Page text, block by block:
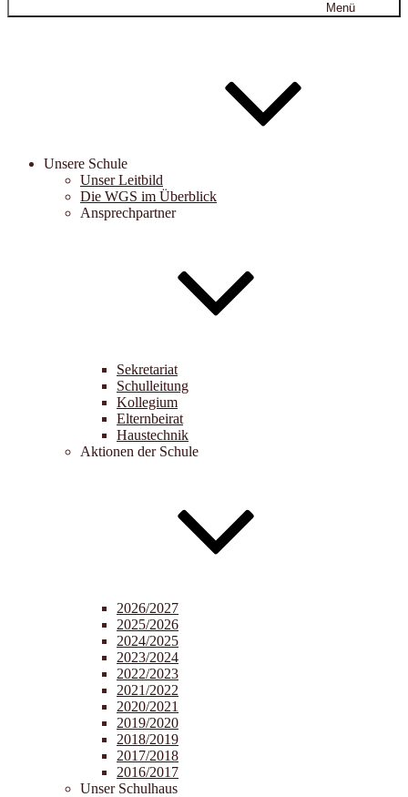
Menü
Unsere Schule
Unser Leitbild
Die WGS im Überblick
Ansprechpartner
Sekretariat
Schulleitung
Kollegium
Elternbeirat
Haustechnik
Aktionen der Schule
2026/2027
2025/2026
2024/2025
2023/2024
2022/2023
2021/2022
2020/2021
2019/2020
2018/2019
2017/2018
2016/2017
Unser Schulhaus